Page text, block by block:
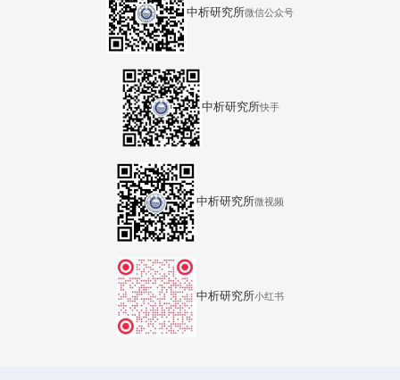
中析研究所微信公众号
中析研究所快手
中析研究所微视频
中析研究所小红书